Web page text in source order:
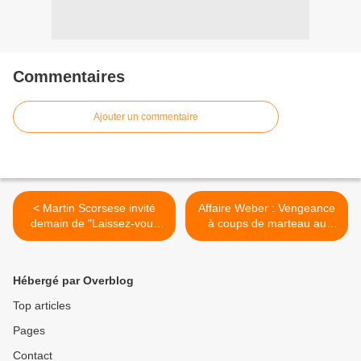
Commentaires
Ajouter un commentaire
< Martin Scorsese invité
demain de "Laissez-vous
tenter" sur RTL
Affaire Weber : Vengeance
à coups de marteau au
sommaire d'Enquêtes
Hébergé par Overblog
Top articles
Pages
Contact